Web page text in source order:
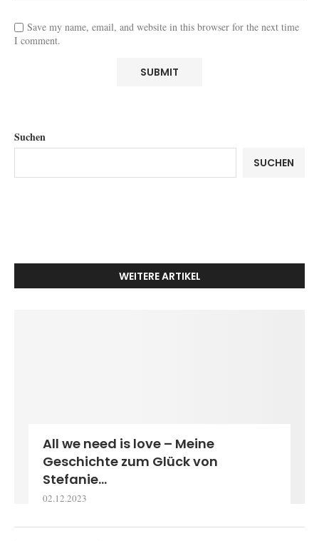
Save my name, email, and website in this browser for the next time
I comment.
Suchen
SUCHEN
WEITERE ARTIKEL
All we need is love – Meine
Geschichte zum Glück von
Stefanie...
02.12.2023